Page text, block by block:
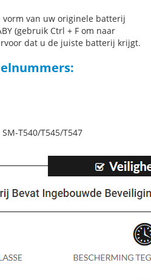
van uw originele batterij
(gebruik Ctrl + F om naar
dat u de juiste batterij krijgt.
T540/T545/T547